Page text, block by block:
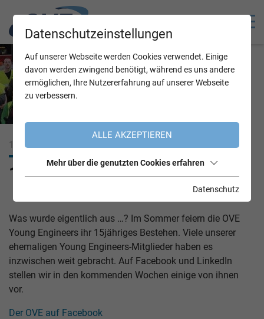
16.07.2021
15 Jahre OVE Young Engineers
Was wurde eigentlich aus …? Im Sommer feiern die OVE
Young Engineers ihr 15jähriges Bestehen. Viele unserer
ehemaligen Young Engineers-Mitglieder haben es
inzwischen weit gebracht. Auf Facebook und LinkedIn
stellen wir in den kommenden Wochen einige von ihnen
vor.
Der OVE auf Facebook
Datenschutzeinstellungen
Auf unserer Webseite werden Cookies verwendet. Einige
davon werden zwingend benötigt, während es uns andere
ermöglichen, Ihre Nutzererfahrung auf unserer Webseite
zu verbessern.
ALLE AKZEPTIEREN
Mehr über die genutzten Cookies erfahren
Datenschutz